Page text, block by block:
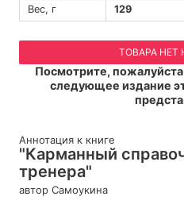
Вес, г
129
ТОВАРА НЕТ
Посмотрите,
следующее издание
Аннотация к книге
"Карманный
тренера"
автор Самоукина